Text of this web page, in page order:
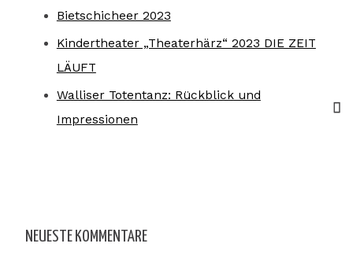
Bietschicheer 2023
Kindertheater „Theaterhärz“ 2023 DIE ZEIT
LÄUFT
Walliser Totentanz: Rückblick und
Impressionen
NEUESTE KOMMENTARE